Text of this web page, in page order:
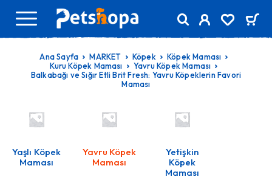
Ana Sayfa MARKET Köpek
Köpek Maması
Kuru Köpek Maması
Yavru Köpek Maması
Balkabağı ve Sığır Etli Brit Fresh: Yavru Köpeklerin Favori
Maması
Yaşlı Köpek
Maması
Yavru Köpek
Maması
Yetişkin
Köpek
Maması